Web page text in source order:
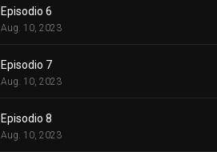
Episodio 6
Aug. 10, 2023
Episodio 7
Aug. 10, 2023
Episodio 8
Aug. 10, 2023